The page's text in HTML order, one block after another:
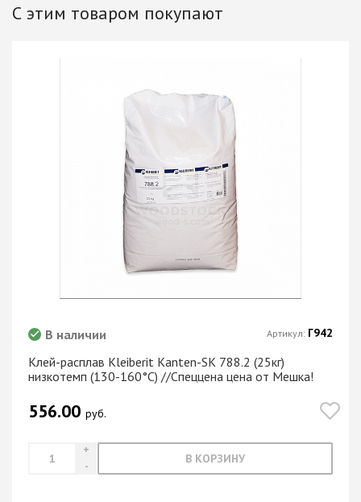
С этим товаром покупают
Клей-расплав Kleiberit Kanten-SK 788.2 (25кг)
низкотемп (130-160°С) //Спеццена цена от Мешка!
В наличии
556.00 руб.
В КОРЗИНУ
Артикул: Г942